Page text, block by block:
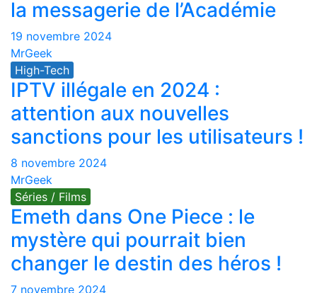
la messagerie de l’Académie
19 novembre 2024
MrGeek
High-Tech
IPTV illégale en 2024 :
attention aux nouvelles
sanctions pour les utilisateurs !
8 novembre 2024
MrGeek
Séries / Films
Emeth dans One Piece : le
mystère qui pourrait bien
changer le destin des héros !
7 novembre 2024